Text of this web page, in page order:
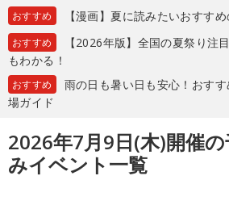
おすすめ 【漫画】夏に読みたいおすす
おすすめ
【2026年版】全国の夏祭り注
もわかる！
おすすめ
雨の日も暑い日も安心！おす
場ガイド
2026年7月9日(木)開催
みイベント一覧